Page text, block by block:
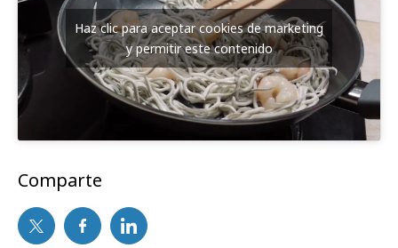
Haz clic para aceptar cookies de marketing
y permitir este contenido
Comparte